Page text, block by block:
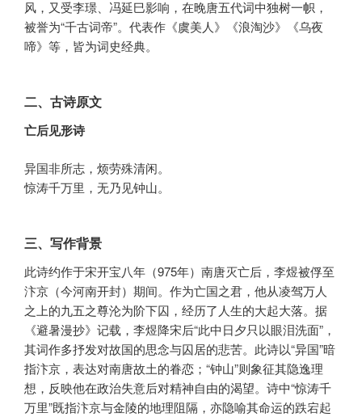
风，又受李璟、冯延巳影响，在晚唐五代词中独树一帜，
被誉为“千古词帝”。代表作《虞美人》《浪淘沙》《乌夜
啼》等，皆为词史经典。
二、古诗原文
亡后见形诗
异国非所志，烦劳殊清闲。
惊涛千万里，无乃见钟山。
三、写作背景
此诗约作于宋开宝八年（975年）南唐灭亡后，李煜被俘至
汴京（今河南开封）期间。作为亡国之君，他从凌驾万人
之上的九五之尊沦为阶下囚，经历了人生的大起大落。据
《避暑漫抄》记载，李煜降宋后“此中日夕只以眼泪洗面”，
其词作多抒发对故国的思念与囚居的悲苦。此诗以“异国”暗
指汴京，表达对南唐故土的眷恋；“钟山”则象征其隐逸理
想，反映他在政治失意后对精神自由的渴望。诗中“惊涛千
万里”既指汴京与金陵的地理阻隔，亦隐喻其命运的跌宕起